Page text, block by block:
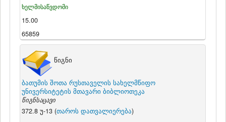
ხელმისაწვდომი
15.00
65859
წიგნი
ბათუმის შოთა რუსთაველის სახელმწიფო
უნივერსიტეტის მთავარი ბიბლიოთეკა
წიგნსაცავი
372.8 უ-13 (თაროს დათვალიერება)